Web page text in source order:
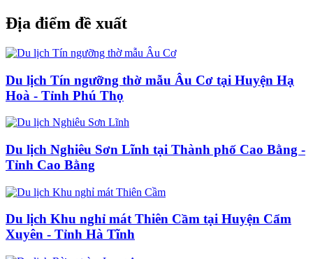
Địa điểm đề xuất
Du lịch Tín ngưỡng thờ mẫu Âu Cơ tại Huyện Hạ
Hoà - Tỉnh Phú Thọ
Du lịch Nghiêu Sơn Lĩnh tại Thành phố Cao Bằng -
Tỉnh Cao Bằng
Du lịch Khu nghỉ mát Thiên Cầm tại Huyện Cẩm
Xuyên - Tỉnh Hà Tĩnh